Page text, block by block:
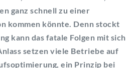
ganz schnell zu einer
kommen könnte. Denn stockt
kann das fatale Folgen mit sich
setzen viele Betriebe auf
ein Prinzip bei